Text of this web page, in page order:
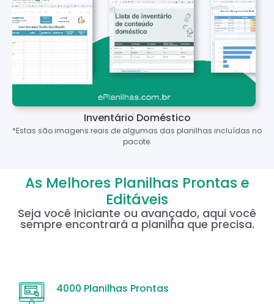
Inventário Doméstico
*Estas são imagens reais de algumas das planilhas incluídas no
pacote.
As Melhores Planilhas Prontas e
Editáveis
Seja você iniciante ou avançado, aqui você
sempre encontrará a planilha que precisa.
4000 Planilhas Prontas